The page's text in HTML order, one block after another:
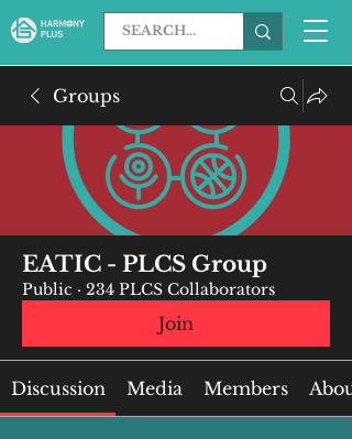
Groups
EATIC - PLCS Group
Public · 234 PLCS Collaborators
Join
Discussion Media Members About